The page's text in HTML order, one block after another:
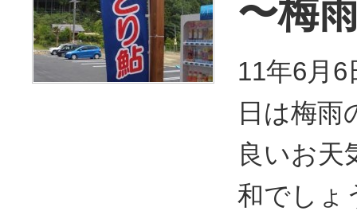
〜梅
11年6月
日は梅雨
良いお天
和でしょ